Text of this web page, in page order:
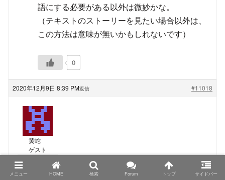
語にする必要がある以外は微妙かな。
（テキストのストーリーを見たい場合以外は、
この方法は意味が無いかもしれないです）
0
2020年12月9日 8:39 PM #11018
返信
黄蛇
ゲスト
TRIMUI Model S、PowKiddyさん名義の物もシタンさ
メニュー HOME 検索 Forum トップ サイドバー